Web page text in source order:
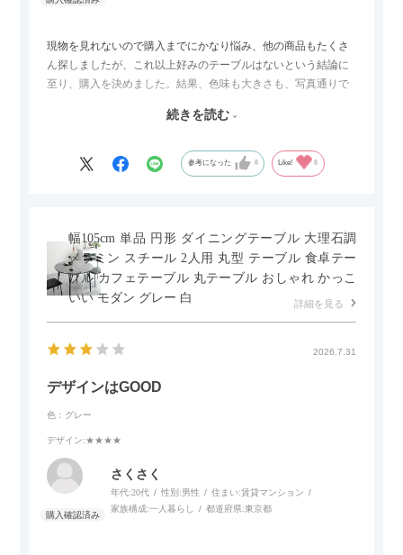
現物を見れないので購入までにかなり悩み、他の商品もたくさ
ん探しましたが、これ以上好みのテーブルはないという結論に
至り、購入を決めました。結果、色味も大きさも、写真通りで
セラミック天板が思った以上に滑りが良く、汚れも拭きやすい
はいけないかもしれません。天板が冷たいので冬にどうなるの
かなというのも気になります。
続きを読む
参考になった 0 Like! 0
幅105cm 単品 円形 ダイニングテーブル 大理石調
メラミン スチール 2人用 丸型 テーブル 食卓テー
ブル カフェテーブル 丸テーブル おしゃれ かっこ
いい モダン グレー 白
詳細を見る
2026.7.31
デザインはGOOD
色：グレー
デザイン:★★★★
さくさく
年代:20代 性別:男性 住まい:賃貸マンション
家族構成:一人暮らし 都道府県:東京都